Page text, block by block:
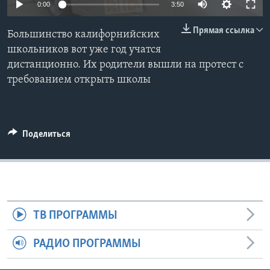
СОЦИАЛЬНЫЕ СЕТИ
0:00 3:50
Прямая ссылка
Большинство калифорнийских
школьников вот уже год учатся
дистанционно. Их родители вышли на протест с
требованием открыть школы
Поделиться
ТВ ПРОГРАММЫ
РАДИО ПРОГРАММЫ